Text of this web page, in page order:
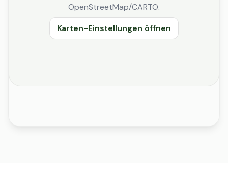
OpenStreetMap/CARTO.
Karten-Einstellungen öffnen